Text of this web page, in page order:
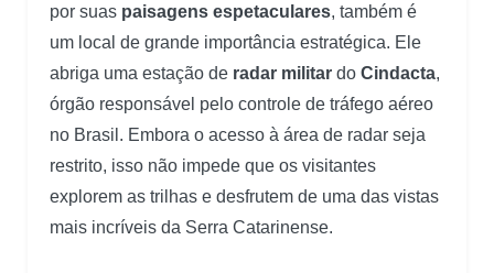
por suas paisagens espetaculares, também é
um local de grande importância estratégica. Ele
abriga uma estação de radar militar do Cindacta,
órgão responsável pelo controle de tráfego aéreo
no Brasil. Embora o acesso à área de radar seja
restrito, isso não impede que os visitantes
explorem as trilhas e desfrutem de uma das vistas
mais incríveis da Serra Catarinense.